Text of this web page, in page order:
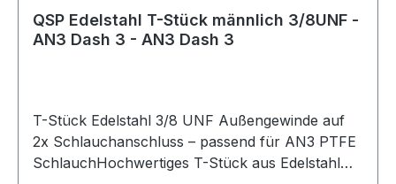
QSP Edelstahl T-Stück männlich 3/8UNF -
AN3 Dash 3 - AN3 Dash 3
T-Stück Edelstahl 3/8 UNF Außengewinde auf
2x Schlauchanschluss – passend für AN3 PTFE
SchlauchHochwertiges T-Stück aus Edelstahl